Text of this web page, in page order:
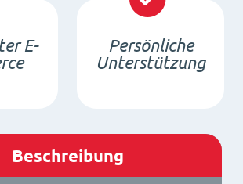
E-
Persönliche
Unterstützung
Beschreibung